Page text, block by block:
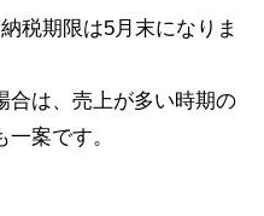
税期限は5月末になりま
合は、売上が多い時期の
案です。